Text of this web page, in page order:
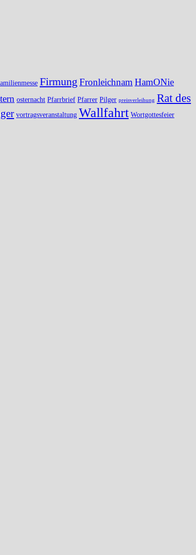
Firmung Fronleichnam HamONie
osternacht Pfarrbrief Pfarrer Pilger preisverleihung Rat des
vortragsveranstaltung Wallfahrt Wortgottesfeier